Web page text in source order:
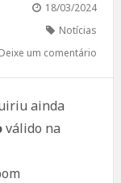
18/03/2024
Notícias
Deixe um comentário
ainda
válido na